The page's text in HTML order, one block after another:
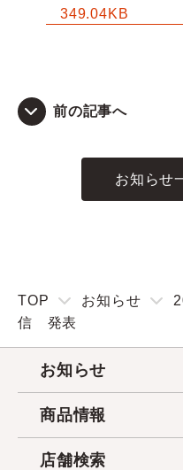
349.04KB
前の記事へ
お知らせ
TOP お知らせ
信 発表
お知らせ
商品情報
店舗検索